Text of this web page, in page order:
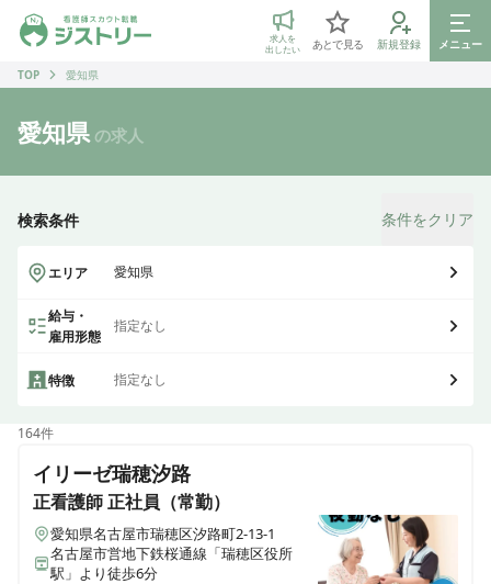
ジストリー 看護師の転職マッチング
求人を
出したい
あとで見る 新規登録
メニュー
TOP
愛知県
愛知県 の求人
検索条件 条件をクリア
エリア 愛知県
給与・
雇用形態
指定なし
特徴 指定なし
164件
イリーゼ瑞穂汐路
正看護師正社員（常勤）
愛知県名古屋市瑞穂区汐路町2-13-1
名古屋市営地下鉄桜通線「瑞穂区役所
駅」より徒歩6分